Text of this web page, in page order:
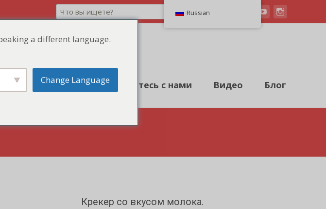
Поиск
Быстрая цитата Свяжитесь с нами Видео Блог
Крекер со вкусом молока.
Russian
a different language.
Change Language